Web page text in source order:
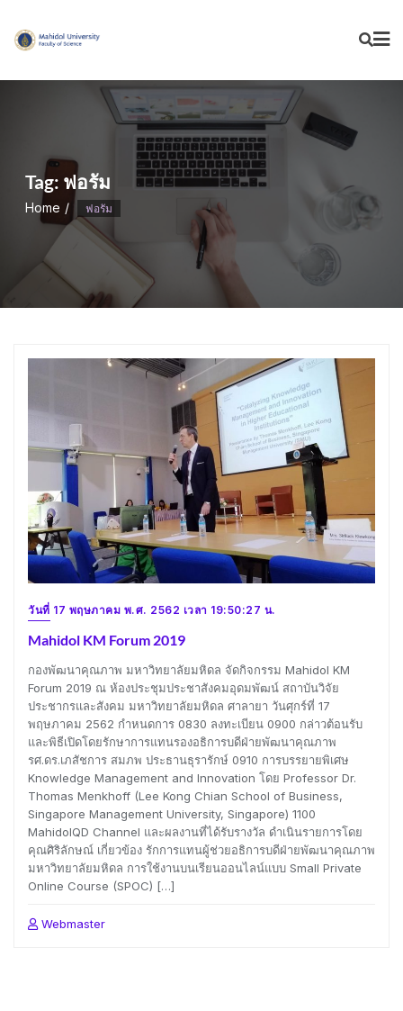
content
Tag: ฟอรัม
Home ฟอรัม
วันที่ 17 พฤษภาคม พ.ศ. 2562 เวลา 19:50:27 น.
Mahidol KM Forum 2019
กองพัฒนาคุณภาพ มหาวิทยาลัยมหิดล จัดกิจกรรม Mahidol KM
Forum 2019 ณ ห้องประชุมประชาสังคมอุดมพัฒน์ สถาบันวิจัย
ประชากรและสังคม มหาวิทยาลัยมหิดล ศาลายา วันศุกร์ที่ 17
พฤษภาคม 2562 กำหนดการ 0830 ลงทะเบียน 0900 กล่าวต้อนรับ
และพิธีเปิดโดยรักษาการแทนรองอธิการบดีฝ่ายพัฒนาคุณภาพ
รศ.ดร.เภสัชการ สมภพ ประธานธุรารักษ์ 0910 การบรรยายพิเศษ
Knowledge Management and Innovation โดย Professor Dr.
Thomas Menkhoff (Lee Kong Chian School of Business,
Singapore Management University, Singapore) 1100
MahidolQD Channel และผลงานที่ได้รับรางวัล ดำเนินรายการโดย
คุณศิริลักษณ์ เกี่ยวข้อง รักการแทนผู้ช่วยอธิการบดีฝ่ายพัฒนาคุณภาพ
มหาวิทยาลัยมหิดล การใช้งานบนเรียนออนไลน์แบบ Small Private
Online Course (SPOC) […]
Webmaster